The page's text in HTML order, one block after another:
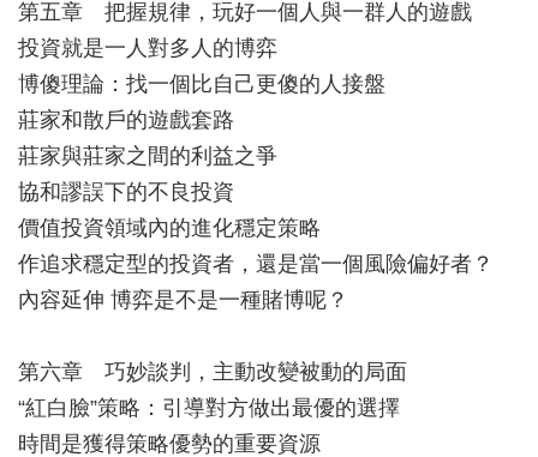
第五章 把握規律，玩好一個人與一群人的遊戲
投資就是一人對多人的博弈
博傻理論：找一個比自己更傻的人接盤
莊家和散戶的遊戲套路
莊家與莊家之間的利益之爭
協和謬誤下的不良投資
價值投資領域內的進化穩定策略
作追求穩定型的投資者，還是當一個風險偏好者？
內容延伸 博弈是不是一種賭博呢？
第六章 巧妙談判，主動改變被動的局面
“紅白臉”策略：引導對方做出最優的選擇
時間是獲得策略優勢的重要資源